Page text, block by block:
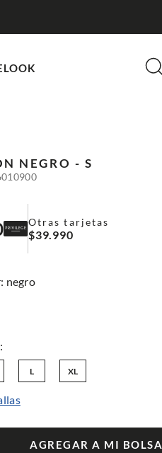
NEGRO - S
Otras tarjetas
$39.990
: negro
L XL
AGREGAR A MI BOLSA